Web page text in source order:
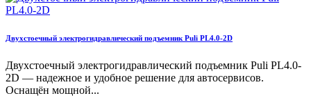
Двухстоечный электрогидравлический подъемник Puli PL4.0-2D
Двухстоечный электрогидравлический подъемник Puli PL4.0-
2D — надежное и удобное решение для автосервисов.
Оснащён мощной...